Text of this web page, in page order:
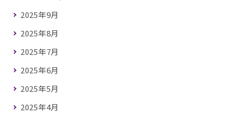
2025年9月
2025年8月
2025年7月
2025年6月
2025年5月
2025年4月